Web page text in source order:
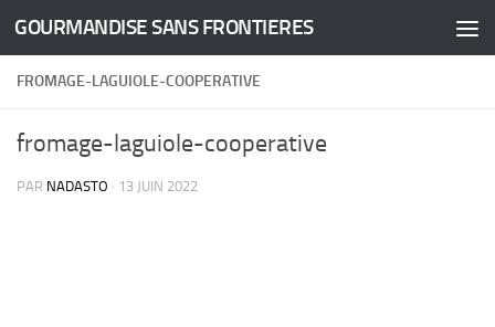
Skip to content
GOURMANDISE SANS FRONTIERES
FROMAGE-LAGUIOLE-COOPERATIVE
fromage-laguiole-cooperative
PAR NADASTO · 13 JUIN 2022